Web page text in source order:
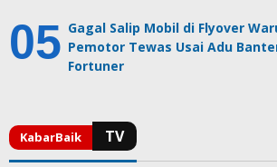
Gagal Salip Mobil di Flyover
Pemotor Tewas Usai Adu
Fortuner